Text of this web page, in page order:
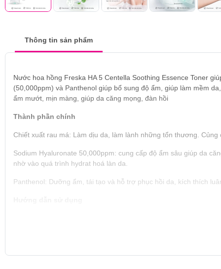
Thông tin sản phẩm
Nước hoa hồng Freska HA 5 Centella Soothing Essence Toner
(50,000ppm) và Panthenol giúp bổ sung độ ẩm, giúp làm mềm
ẩm mướt, mịn màng, giúp da căng mọng, đàn hồi
Thành phần chính
Chiết xuất rau má: Làm dịu da, làm lành những tổn thương.
Sodium Hyaluronate 50,000ppm: cung cấp độ ẩm sâu giúp da
nhờ vào quá trình hydrat hoá làn da.
Panthenol: Dưỡng ẩm, tái tạo và hỗ trợ phục hồi da, kích thích
Tips: nên dùng chung với cotton pad (bông tẩy trang) để thẩm